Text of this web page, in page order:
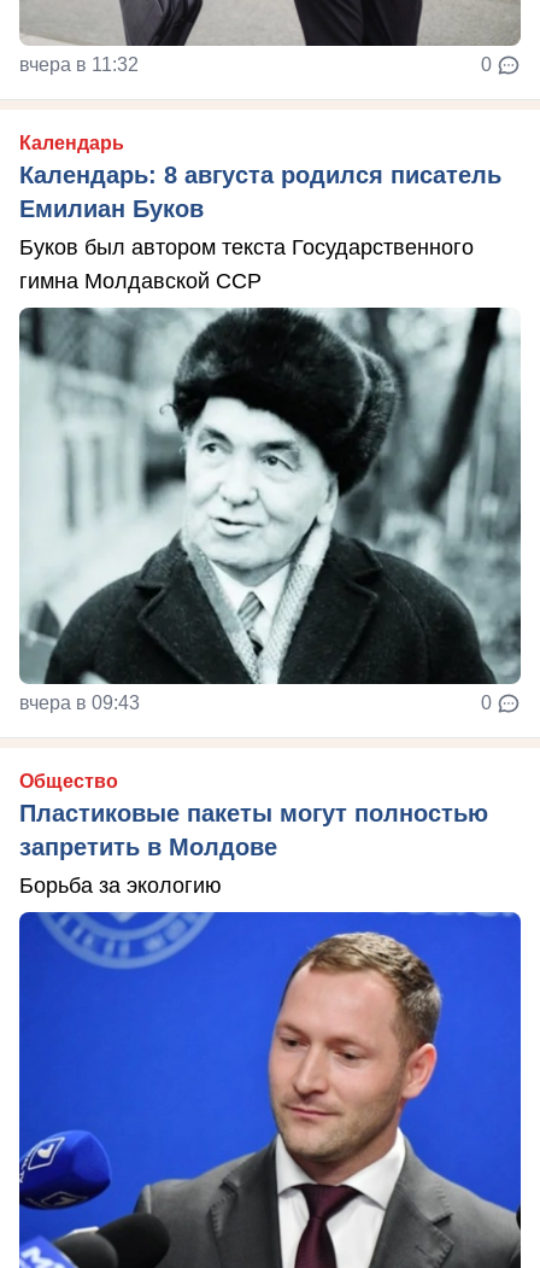
вчера в 11:32 0
Календарь
Календарь: 8 августа родился писатель
Емилиан Буков
Буков был автором текста Государственного
гимна Молдавской ССР
вчера в 09:43 0
Общество
Пластиковые пакеты могут полностью
запретить в Молдове
Борьба за экологию